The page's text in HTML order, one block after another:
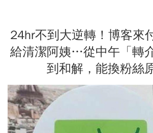
24hr不到大逆轉！博客來
給清潔阿姨…從中午「轉
到和解，能換粉絲